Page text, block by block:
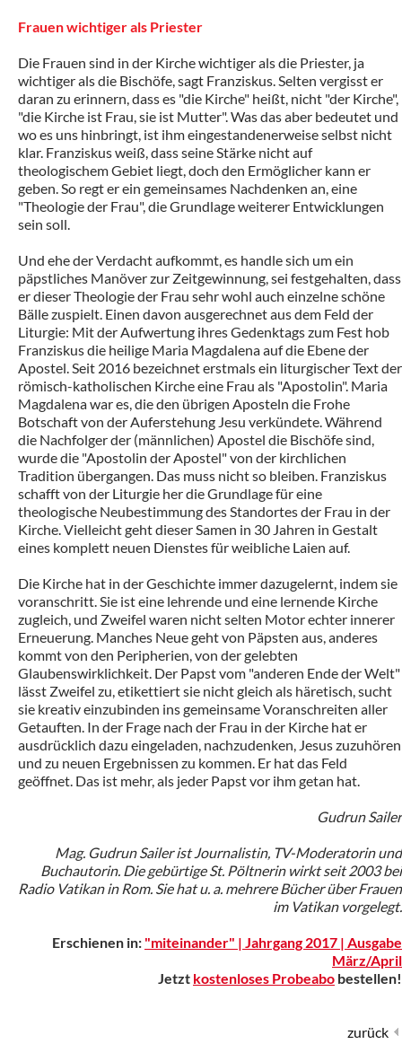
Frauen wichtiger als Priester
Die Frauen sind in der Kirche wichtiger als die Priester, ja
wichtiger als die Bischöfe, sagt Franziskus. Selten vergisst er
daran zu erinnern, dass es "die Kirche" heißt, nicht "der Kirche",
"die Kirche ist Frau, sie ist Mutter". Was das aber bedeutet und
wo es uns hinbringt, ist ihm eingestandenerweise selbst nicht
klar. Franziskus weiß, dass seine Stärke nicht auf
theologischem Gebiet liegt, doch den Ermöglicher kann er
geben. So regt er ein gemeinsames Nachdenken an, eine
"Theologie der Frau", die Grundlage weiterer Entwicklungen
sein soll.
Und ehe der Verdacht aufkommt, es handle sich um ein
päpstliches Manöver zur Zeitgewinnung, sei festgehalten, dass
er dieser Theologie der Frau sehr wohl auch einzelne schöne
Bälle zuspielt. Einen davon ausgerechnet aus dem Feld der
Liturgie: Mit der Aufwertung ihres Gedenktags zum Fest hob
Franziskus die heilige Maria Magdalena auf die Ebene der
Apostel. Seit 2016 bezeichnet erstmals ein liturgischer Text der
römisch-katholischen Kirche eine Frau als "Apostolin". Maria
Magdalena war es, die den übrigen Aposteln die Frohe
Botschaft von der Auferstehung Jesu verkündete. Während
die Nachfolger der (männlichen) Apostel die Bischöfe sind,
wurde die "Apostolin der Apostel" von der kirchlichen
Tradition übergangen. Das muss nicht so bleiben. Franziskus
schafft von der Liturgie her die Grundlage für eine
theologische Neubestimmung des Standortes der Frau in der
Kirche. Vielleicht geht dieser Samen in 30 Jahren in Gestalt
eines komplett neuen Dienstes für weibliche Laien auf.
Die Kirche hat in der Geschichte immer dazugelernt, indem sie
voranschritt. Sie ist eine lehrende und eine lernende Kirche
zugleich, und Zweifel waren nicht selten Motor echter innerer
Erneuerung. Manches Neue geht von Päpsten aus, anderes
kommt von den Peripherien, von der gelebten
Glaubenswirklichkeit. Der Papst vom "anderen Ende der Welt"
lässt Zweifel zu, etikettiert sie nicht gleich als häretisch, sucht
sie kreativ einzubinden ins gemeinsame Voranschreiten aller
Getauften. In der Frage nach der Frau in der Kirche hat er
ausdrücklich dazu eingeladen, nachzudenken, Jesus zuzuhören
und zu neuen Ergebnissen zu kommen. Er hat das Feld
geöffnet. Das ist mehr, als jeder Papst vor ihm getan hat.
Gudrun Sailer
Mag. Gudrun Sailer ist Journalistin, TV-Moderatorin und
Buchautorin. Die gebürtige St. Pöltnerin wirkt seit 2003 bei
Radio Vatikan in Rom. Sie hat u. a. mehrere Bücher über Frauen
im Vatikan vorgelegt.
Erschienen in: "miteinander" | Jahrgang 2017 | Ausgabe
März/April
Jetzt kostenloses Probeabo bestellen!
zurück